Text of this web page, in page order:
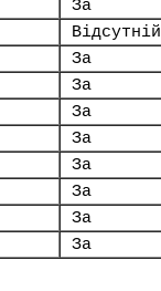
За
Відсутній
За
За
За
За
За
За
За
За